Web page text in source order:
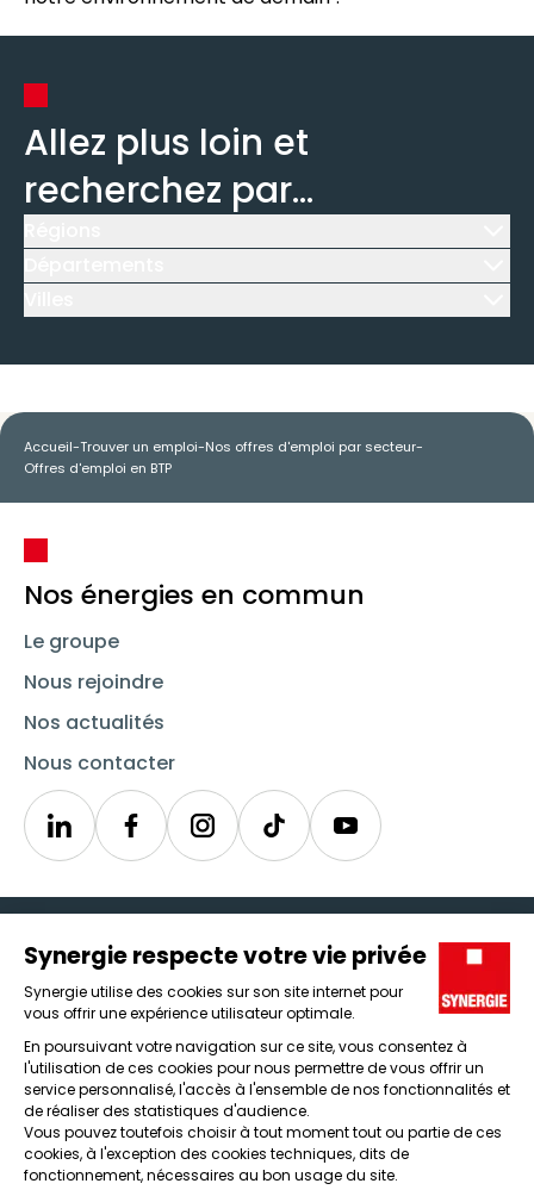
Allez plus loin et
recherchez par...
Accueil-Trouver un emploi-Nos offres d'emploi par secteur-
Offres d'emploi en BTP
Nos énergies en commun
Le groupe
Nous rejoindre
Nos actualités
Nous contacter
LinkedinSynergieInstagramTikTok Youtube
Icône d'illustration
Candidats
Entreprises
Icône d'illustration
Nos agences
Icône d'illustration
Conditions générales d'utilisation et mentions légales
Protection des données
Lanceur d'alertes